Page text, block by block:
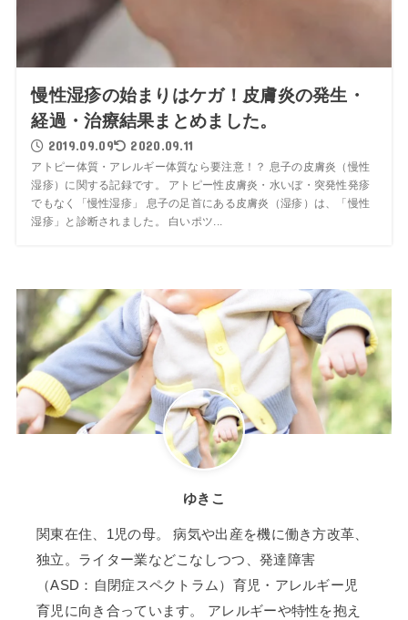
慢性湿疹の始まりはケガ！皮膚炎の発生・
経過・治療結果まとめました。
2019.09.09 2020.09.11
アトピー体質・アレルギー体質なら要注意！？ 息子の皮膚炎（慢性
湿疹）に関する記録です。 アトピー性皮膚炎・水いぼ・突発性発疹
でもなく「慢性湿疹」 息子の足首にある皮膚炎（湿疹）は、「慢性
湿疹」と診断されました。 白いポツ...
ゆきこ
関東在住、1児の母。 病気や出産を機に働き方改革、
独立。ライター業などこなしつつ、発達障害
（ASD：自閉症スペクトラム）育児・アレルギー児
育児に向き合っています。 アレルギーや特性を抱え